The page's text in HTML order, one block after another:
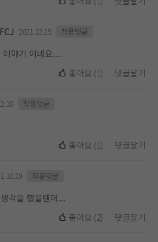
2021.12.25 작품댓글
야기 이네요....
좋아요 (1) 댓글달기
작품댓글
좋아요 (1) 댓글달기
작품댓글
각을 했을텐더...
좋아요 (2) 댓글달기